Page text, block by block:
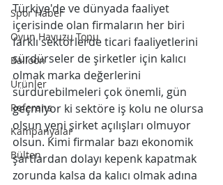
Spor Haber
Oyun Havuzu Topu
Balloon
Ürünler
Referans
Kampanyalar
Bülten
Türkiye'de ve dünyada faaliyet
içerisinde olan firmaların her biri
farklı sektörlerde ticari faaliyetlerini
sürdürseler de şirketler için kalıcı
olmak marka değerlerini
sürdürebilmeleri çok önemli, gün
geçmiyor ki sektöre iş kolu ne olursa
olsun yeni şirket açılışları olmuyor
olsun. Kimi firmalar bazı ekonomik
şartlardan dolayı kepenk kapatmak
zorunda kalsa da kalıcı olmak adına